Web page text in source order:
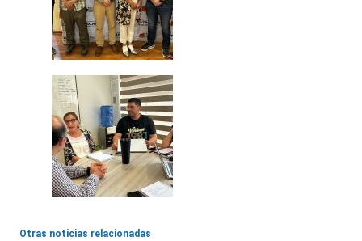
Otras noticias relacionadas